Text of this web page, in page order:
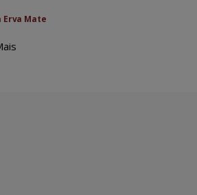
Erva Mate